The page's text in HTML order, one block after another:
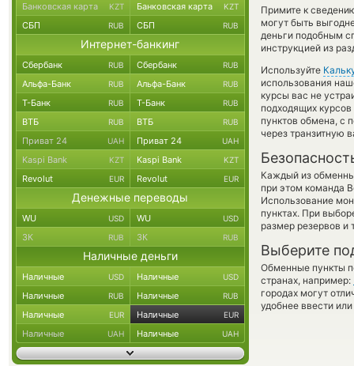
Примите к
могут быть
деньги подобным
инструкцией из
Используйте
использования
курсы вас не
подходящих
пунктов обмена,
через транзитную
Каждый из
при этом команда
Использование
пунктах. При
размер резервов и
Выберите
Обменные пункты
странах, например:
городах могут
удобнее ввести
Банковская карта KZT Банковская карта KZT
СБП RUB СБП RUB
Интернет-банкинг
Сбербанк RUB Сбербанк RUB
Альфа-Банк RUB Альфа-Банк RUB
Т-Банк RUB Т-Банк RUB
ВТБ RUB ВТБ RUB
Приват 24 UAH Приват 24 UAH
Kaspi Bank KZT Kaspi Bank KZT
Revolut EUR Revolut EUR
Денежные переводы
WU USD WU USD
ЗК RUB ЗК RUB
Наличные деньги
Наличные USD Наличные USD
Наличные RUB Наличные RUB
Наличные EUR Наличные EUR
Наличные UAH Наличные UAH